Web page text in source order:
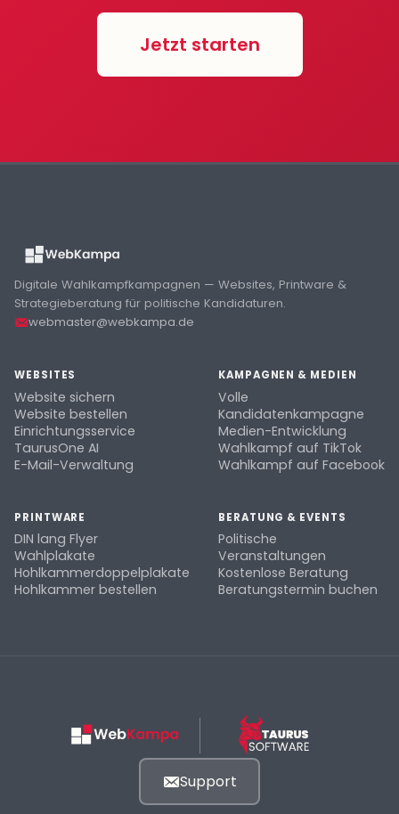
Jetzt starten
Digitale Wahlkampfkampagnen — Websites, Printware &
Strategieberatung für politische Kandidaturen.
webmaster@webkampa.de
WEBSITES
Website sichern
Website bestellen
Einrichtungsservice
TaurusOne AI
E-Mail-Verwaltung
KAMPAGNEN & MEDIEN
Volle
Kandidatenkampagne
Medien-Entwicklung
Wahlkampf auf TikTok
Wahlkampf auf Facebook
PRINTWARE
DIN lang Flyer
Wahlplakate
Hohlkammerdoppelplakate
Hohlkammer bestellen
BERATUNG & EVENTS
Politische
Veranstaltungen
Kostenlose Beratung
Beratungstermin buchen
Support